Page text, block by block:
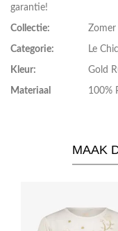
garantie!
Collectie: Zomer
Categorie: Le
Kleur: Gold
Materiaal 100%
MAAK